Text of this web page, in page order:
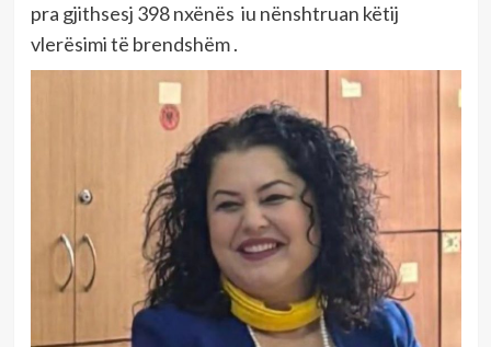
pra gjithsesj 398 nxënës iu nënshtruan këtij
vlerësimi të brendshëm .